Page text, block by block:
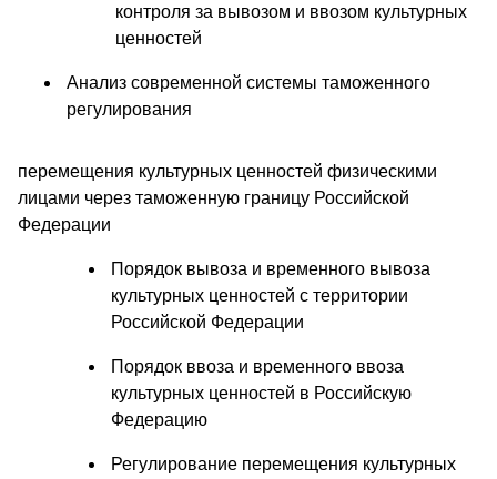
контроля за вывозом и ввозом культурных
ценностей
Анализ современной системы таможенного
регулирования
перемещения культурных ценностей физическими
лицами через таможенную границу Российской
Федерации
Порядок вывоза и временного вывоза
культурных ценностей с территории
Российской Федерации
Порядок ввоза и временного ввоза
культурных ценностей в Российскую
Федерацию
Регулирование перемещения культурных